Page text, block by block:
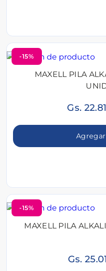
-15%
MAXELL PILA
Gs.
-15%
MAXELL PILA
Gs.